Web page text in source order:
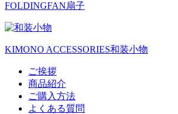
FOLDINGFAN扇子
KIMONO ACCESSORIES和装小物
ご挨拶
商品紹介
ご購入方法
よくある質問